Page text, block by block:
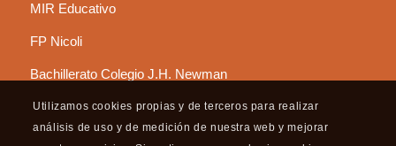
MIR Educativo
FP Nicoli
Bachillerato Colegio J.H. Newman
Utilizamos cookies propias y de terceros para realizar
análisis de uso y de medición de nuestra web y mejorar